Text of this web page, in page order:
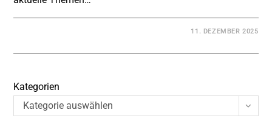
11. DEZEMBER 2025
Kategorien
Kategorie auswählen